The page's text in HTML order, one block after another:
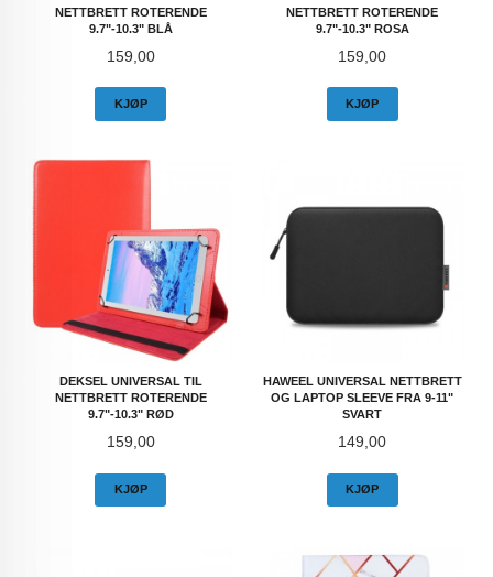
NETTBRETT ROTERENDE
9.7"-10.3" BLÅ
Pris
159,00
KJØP
NETTBRETT ROTERENDE
9.7"-10.3" ROSA
Pris
159,00
KJØP
DEKSEL UNIVERSAL TIL
NETTBRETT ROTERENDE
9.7"-10.3" RØD
Pris
159,00
KJØP
HAWEEL UNIVERSAL NETTBRETT
OG LAPTOP SLEEVE FRA 9-11"
SVART
Pris
149,00
KJØP